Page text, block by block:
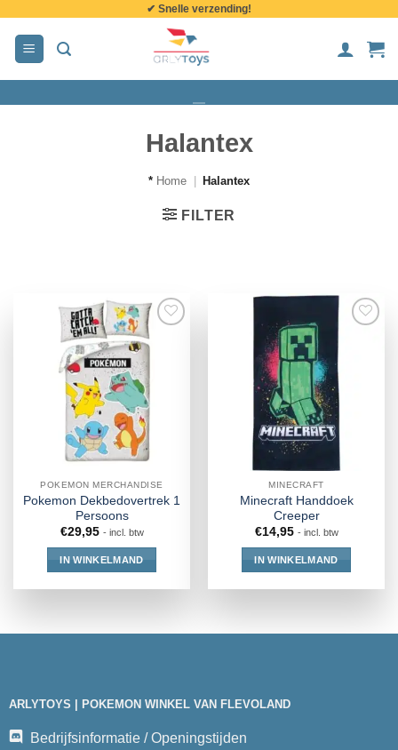
inhoud
✔ Snelle verzending!
Halantex
* Home Halantex
FILTER
POKEMON MERCHANDISE
Pokemon Dekbedovertrek 1
Persoons
€29,95 - incl. btw
IN WINKELMAND
MINECRAFT
Minecraft Handdoek
Creeper
€14,95 - incl. btw
IN WINKELMAND
ARLYTOYS | POKEMON WINKEL VAN FLEVOLAND
Bedrijfsinformatie / Openingstijden